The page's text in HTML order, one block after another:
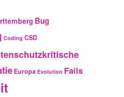
Bug
Coding CSD
Europa Evolution Fails